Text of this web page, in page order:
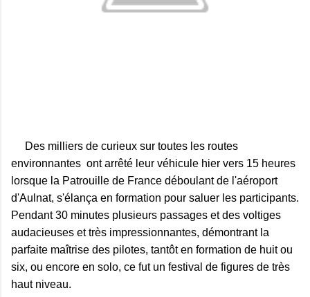
Des milliers de curieux sur toutes les routes
environnantes ont arrêté leur véhicule hier vers 15 heures
lorsque la Patrouille de France déboulant de l'aéroport
d'Aulnat, s'élança en formation pour saluer les participants.
Pendant 30 minutes plusieurs passages et des voltiges
audacieuses et très impressionnantes, démontrant la
parfaite maîtrise des pilotes, tantôt en formation de huit ou
six, ou encore en solo, ce fut un festival de figures de très
haut niveau.